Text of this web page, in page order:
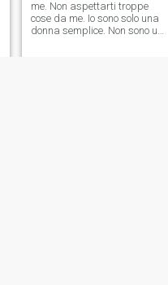
me. Non aspettarti troppe
cose da me. Io sono solo una
donna semplice. Non sono un